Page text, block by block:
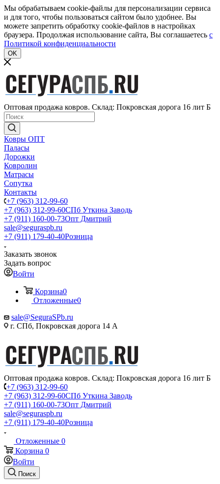
Мы обрабатываем cookie-файлы для персонализации сервиса
и для того, чтобы пользоваться сайтом было удобнее. Вы
можете запретить обработку cookie-файлов в настройках
браузера. Продолжая использование сайта, Вы соглашаетесь c
Политикой конфиденциальности
OK
Оптовая продажа ковров. Склад: Покровская дорога 16 лит Б
Ковры ОПТ
Паласы
Дорожки
Ковролин
Матрасы
Сопутка
Контакты
+7 (963) 312-99-60
+7 (963) 312-99-60СПб Уткина Заводь
+7 (911) 160-00-73Опт Дмитрий
sale@seguraspb.ru
+7 (911) 179-40-40Розница
Заказать звонок
Задать вопрос
Войти
Корзина0
Отложенные0
sale@SeguraSPb.ru
г. СПб, Покровская дорога 14 А
Оптовая продажа ковров. Склад: Покровская дорога 16 лит Б
+7 (963) 312-99-60
+7 (963) 312-99-60СПб Уткина Заводь
+7 (911) 160-00-73Опт Дмитрий
sale@seguraspb.ru
+7 (911) 179-40-40Розница
Отложенные 0
Корзина 0
Войти
Поиск